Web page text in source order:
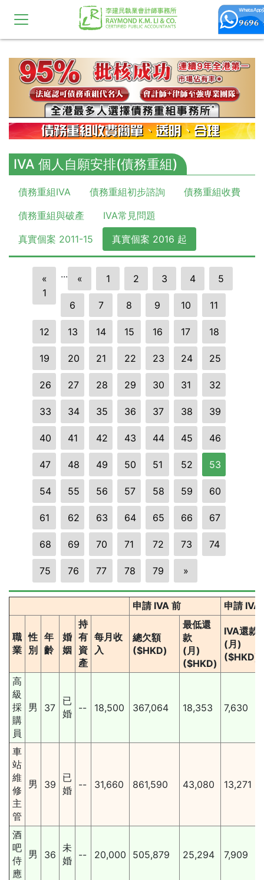
10,11,12,13,14,15,16,17,18,19,20
IVA 個人自願安排(債務重組)
債務重組IVA 債務重組初步諮詢
債務重組收費
債務重組與破產
IVA常見問題
真實個案 2011-15
真實個案 2016 起
«
1
... « 1 2 3 4 5
6 7 8 9 10 11
12 13 14 15 16 17 18
19 20 21 22 23 24 25
26 27 28 29 30 31 32
33 34 35 36 37 38 39
40 41 42 43 44 45 46
47 48 49 50 51 52 53
54 55 56 57 58 59 60
61 62 63 64 65 66 67
68 69 70 71 72 73 74
75 76 77 78 79 »
申請 IVA 前 申請 IVA
職
業
性
別
年
齡
婚
姻
持
有
資
產
每月收
入
總欠額
($HKD)
最低還
款
(月)
($HKD)
IVA還款
(月)
($HKD)
高
級
採
購
員
男 37
已
婚
-- 18,500 367,064 18,353 7,630
車
站
維
修
主
管
男 39
已
婚
-- 31,660 861,590 43,080 13,271
酒
吧
侍
應
男 36
未
婚
-- 20,000 505,879 25,294 7,909